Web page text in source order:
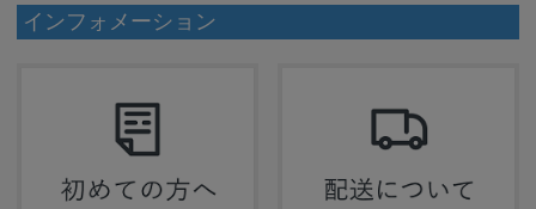
インフォメーション